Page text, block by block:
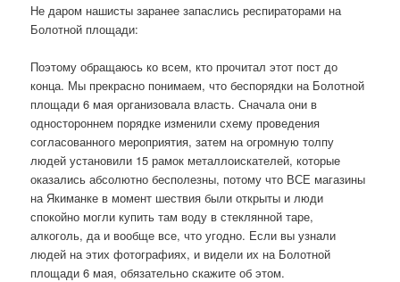
Не даром нашисты заранее запаслись респираторами на
Болотной площади:
Поэтому обращаюсь ко всем, кто прочитал этот пост до
конца. Мы прекрасно понимаем, что беспорядки на Болотной
площади 6 мая организовала власть. Сначала они в
одностороннем порядке изменили схему проведения
согласованного мероприятия, затем на огромную толпу
людей установили 15 рамок металлоискателей, которые
оказались абсолютно бесполезны, потому что ВСЕ магазины
на Якиманке в момент шествия были открыты и люди
спокойно могли купить там воду в стеклянной таре,
алкоголь, да и вообще все, что угодно. Если вы узнали
людей на этих фотографиях, и видели их на Болотной
площади 6 мая, обязательно скажите об этом.